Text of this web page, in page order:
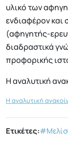
υλικό των
ενδιαφέρον και
(αφηγητής-
διαδραστικά
προφορικής
Η αναλυτική
Η αναλυτική
Ετικέτες: